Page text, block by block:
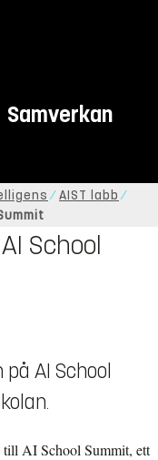
Samverkan
AIST labb
School
AI School
till AI School Summit, ett